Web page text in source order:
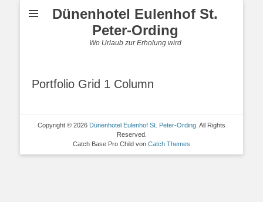
Dünenhotel Eulenhof St.
Peter-Ording
Wo Urlaub zur Erholung wird
Portfolio Grid 1 Column
Copyright © 2026 Dünenhotel Eulenhof St. Peter-Ording . All Rights
Reserved.
Catch Base Pro Child von Catch Themes